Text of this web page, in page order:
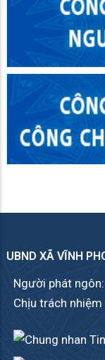
UBND XÃ VĨNH
Người phát
Chịu trách nhiệm